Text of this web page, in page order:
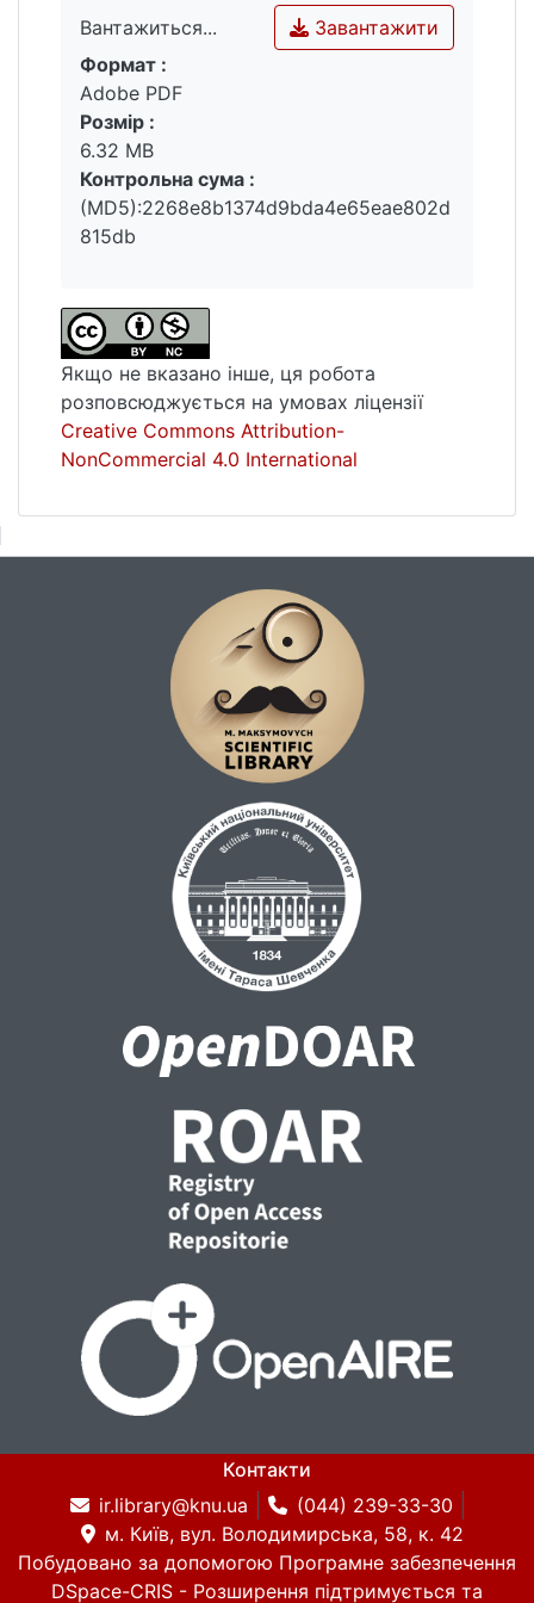
Вантажиться...
Вантажиться...
Завантажити
Формат :
Adobe PDF
Розмір :
6.32 MB
Контрольна сума :
(MD5):2268e8b1374d9bda4e65eae802d
815db
Якщо не вказано інше, ця робота
розповсюджується на умовах ліцензії
Creative Commons Attribution-
NonCommercial 4.0 International
Контакти
ir.library@knu.ua
(044) 239-33-30
м. Київ, вул. Володимирська, 58, к. 42
Побудовано за допомогою Програмне забезпечення
DSpace-CRIS - Розширення підтримується та